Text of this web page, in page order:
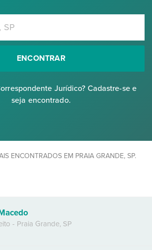
ENCONTRAR
Jurídico? Cadastre-se e
seja encontrado.
ENCONTRADOS EM PRAIA GRANDE, SP.
- Praia Grande, SP